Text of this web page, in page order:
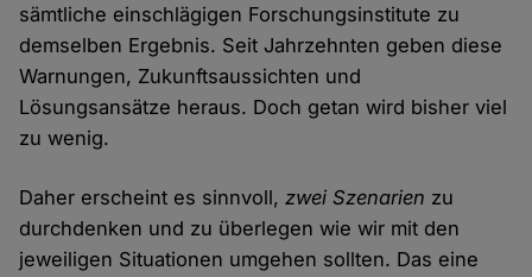
sämtliche einschlägigen Forschungsinstitute zu
demselben Ergebnis. Seit Jahrzehnten geben diese
Warnungen, Zukunftsaussichten und
Lösungsansätze heraus. Doch getan wird bisher viel
zu wenig.
Daher erscheint es sinnvoll,zwei Szenarien zu
durchdenken und zu überlegen wie wir mit den
jeweiligen Situationen umgehen sollten. Das eine